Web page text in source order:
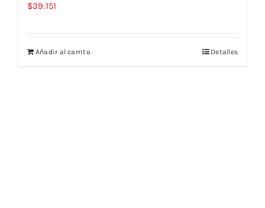
$39.151
Añadir al carrito Detalles